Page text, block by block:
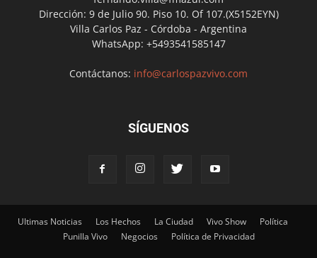
Dirección: 9 de Julio 90. Piso 10. Of 107.(X5152EYN)
Villa Carlos Paz - Córdoba - Argentina
WhatsApp: +5493541585147
Contáctanos: info@carlospazvivo.com
SÍGUENOS
Ultimas Noticias Los Hechos La Ciudad Vivo Show
Política
Punilla Vivo
Negocios Política de Privacidad